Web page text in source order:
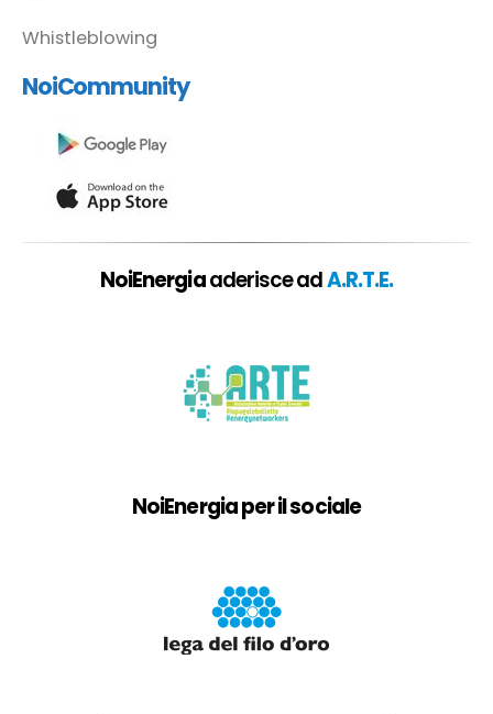
Whistleblowing
NoiCommunity
NoiEnergiaaderisce adA.R.T.E.
NoiEnergia per il sociale